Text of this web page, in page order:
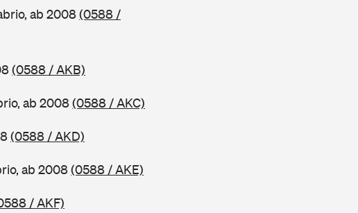
ab 2008(0588 /
(0588 / AKB)
ab 2008(0588 / AKC)
(0588 / AKD)
ab 2008(0588 / AKE)
/ AKF)